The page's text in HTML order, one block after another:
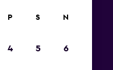
P S N
4 5 6